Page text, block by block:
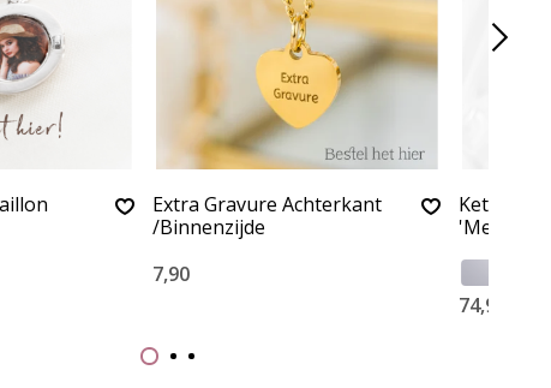
Extra Gravure Achterkant
/Binnenzijde
7,90
Ketting
74,90